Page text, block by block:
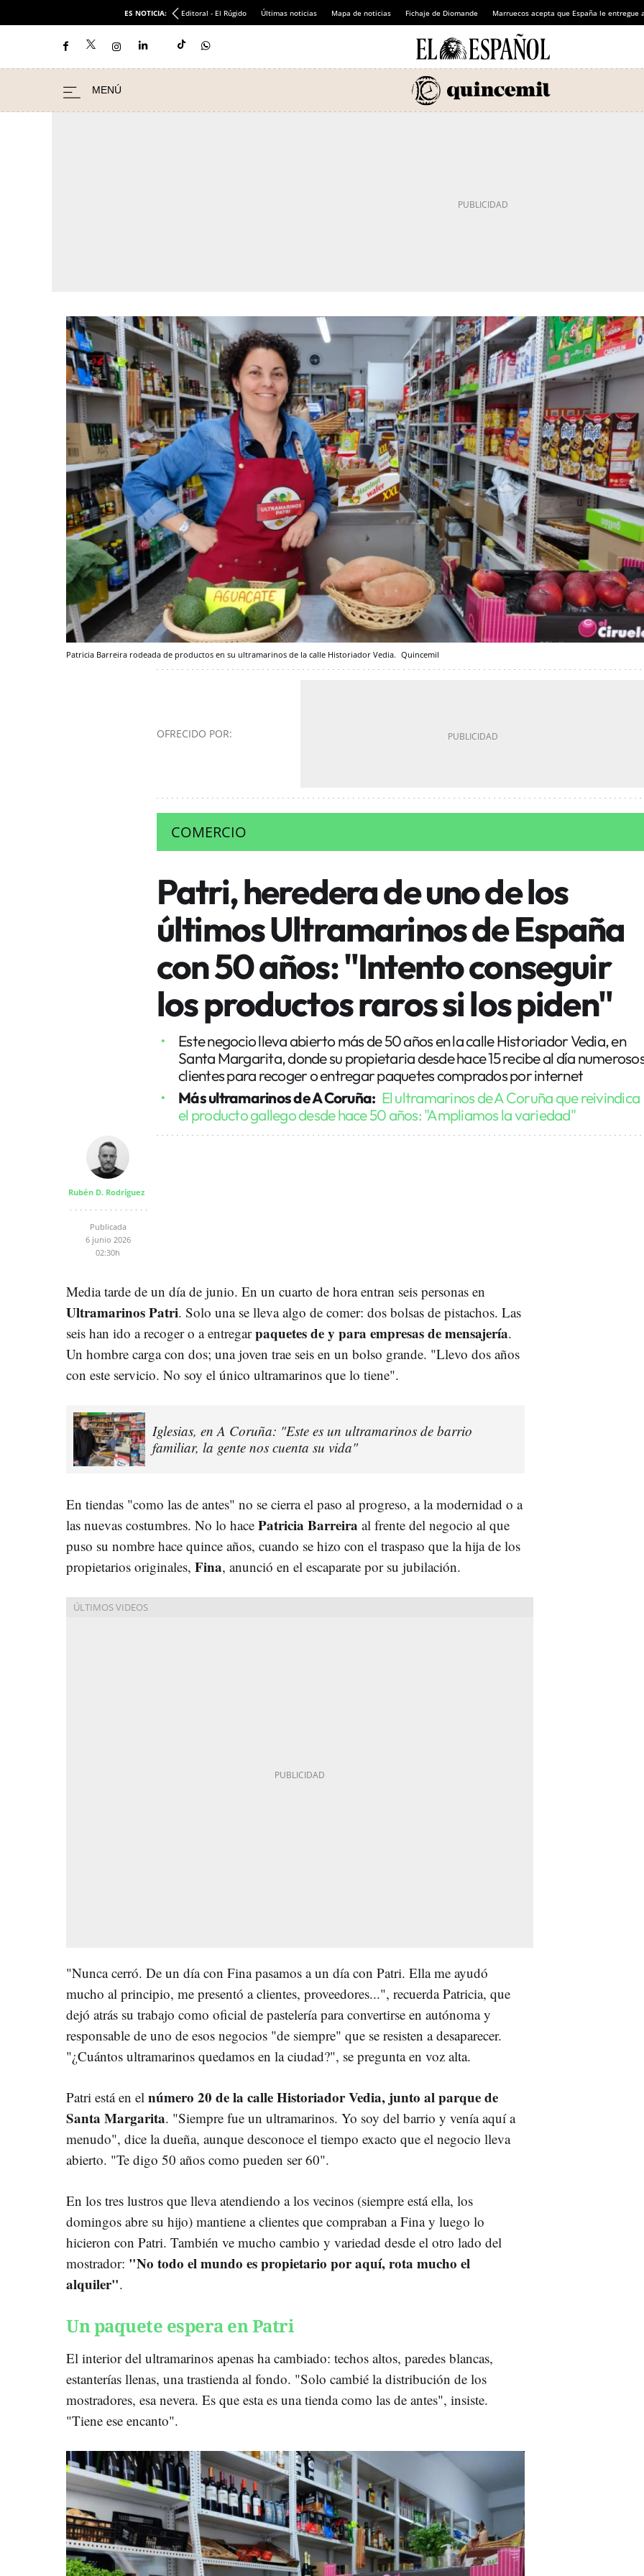
ES NOTICIA: Editoral - El Rúgido Últimas noticias Mapa de noticias Fichaje de Diomande Marruecos acepta que España le entregue
Patricia Barreira rodeada de productos en su ultramarinos de la calle Historiador Vedia. Quincemil
OFRECIDO POR:
COMERCIO
Patri, heredera de uno de los
últimos Ultramarinos de España
con 50 años: "Intento conseguir
los productos raros si los piden"
Este negocio lleva abierto más de 50 años en la calle Historiador Vedia, en
Santa Margarita, donde su propietaria desde hace 15 recibe al día
clientes para recoger o entregar paquetes comprados por internet
Más ultramarinos de A Coruña: El ultramarinos de A Coruña que reivindica
el producto gallego desde hace 50 años: "Ampliamos la variedad"
Rubén D. Rodríguez
Publicada
6 junio 2026
02:30h
Media tarde de un día de junio. En un cuarto de hora entran seis personas en
Ultramarinos Patri. Solo una se lleva algo de comer: dos bolsas de pistachos. Las
seis han ido a recoger o a entregarpaquetes de y para empresas de mensajería.
Un hombre carga con dos; una joven trae seis en un bolso grande. "Llevo dos años
con este servicio. No soy el único ultramarinos que lo tiene".
Iglesias, en A Coruña: "Este es un ultramarinos de barrio
familiar, la gente nos cuenta su vida"
En tiendas "como las de antes" no se cierra el paso al progreso, a la modernidad o a
las nuevas costumbres. No lo hace Patricia Barreira al frente del negocio al que
puso su nombre hace quince años, cuando se hizo con el traspaso que la hija de los
propietarios originales, Fina, anunció en el escaparate por su jubilación.
"Nunca cerró. De un día con Fina pasamos a un día con Patri. Ella me ayudó
mucho al principio, me presentó a clientes, proveedores...", recuerda Patricia, que
dejó atrás su trabajo como oficial de pastelería para convertirse en autónoma y
responsable de uno de esos negocios "de siempre" que se resisten a desaparecer.
"¿Cuántos ultramarinos quedamos en la ciudad?", se pregunta en voz alta.
Patri está en el número 20 de la calle Historiador Vedia, junto al parque de
Santa Margarita. "Siempre fue un ultramarinos. Yo soy del barrio y venía aquí a
menudo", dice la dueña, aunque desconoce el tiempo exacto que el negocio lleva
abierto. "Te digo 50 años como pueden ser 60".
En los tres lustros que lleva atendiendo a los vecinos (siempre está ella, los
domingos abre su hijo) mantiene a clientes que compraban a Fina y luego lo
hicieron con Patri. También ve mucho cambio y variedad desde el otro lado del
mostrador: "No todo el mundo es propietario por aquí, rota mucho el
alquiler".
Un paquete espera en Patri
El interior del ultramarinos apenas ha cambiado: techos altos, paredes blancas,
estanterías llenas, una trastienda al fondo. "Solo cambié la distribución de los
mostradores, esa nevera. Es que esta es una tienda como las de antes", insiste.
"Tiene ese encanto".